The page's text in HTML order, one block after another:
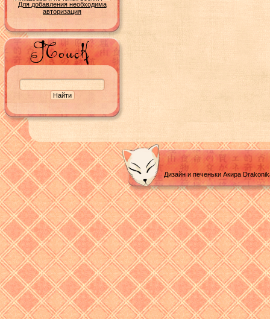
Для добавления необходима
авторизация
Дизайн и печеньки Акира